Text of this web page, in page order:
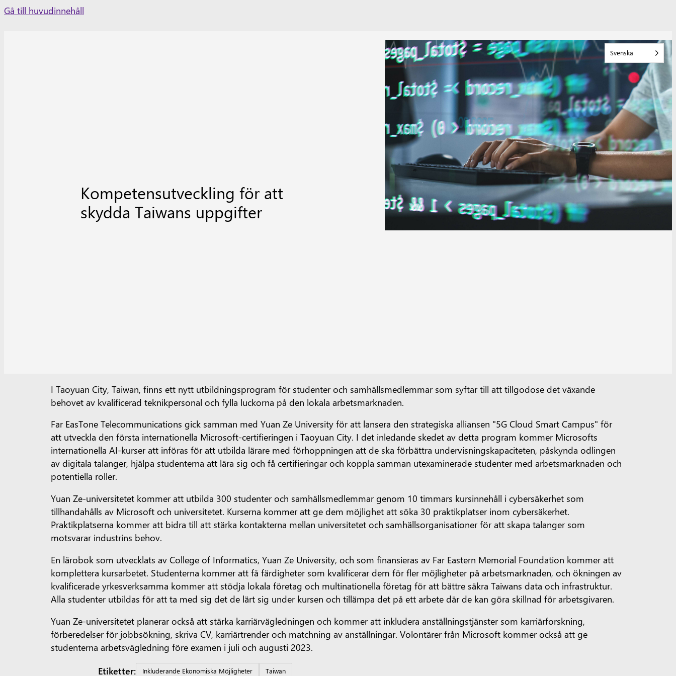
Skip
Gå till huvudinnehåll
Svenska
Kompetensutveckling för att
skydda Taiwans uppgifter
I Taoyuan City, Taiwan, finns ett nytt utbildningsprogram för studenter och samhällsmedlemmar som syftar till att tillgodose det växande
behovet av kvalificerad teknikpersonal och fylla luckorna på den lokala arbetsmarknaden.
Far EasTone Telecommunications gick samman med Yuan Ze University för att lansera den strategiska alliansen "5G Cloud Smart Campus" för
att utveckla den första internationella Microsoft-certifieringen i Taoyuan City. I det inledande skedet av detta program kommer Microsofts
internationella AI-kurser att införas för att utbilda lärare med förhoppningen att de ska förbättra undervisningskapaciteten, påskynda odlingen
av digitala talanger, hjälpa studenterna att lära sig och få certifieringar och koppla samman utexaminerade studenter med arbetsmarknaden och
potentiella roller.
Yuan Ze-universitetet kommer att utbilda 300 studenter och samhällsmedlemmar genom 10 timmars kursinnehåll i cybersäkerhet som
tillhandahålls av Microsoft och universitetet. Kurserna kommer att ge dem möjlighet att söka 30 praktikplatser inom cybersäkerhet.
Praktikplatserna kommer att bidra till att stärka kontakterna mellan universitetet och samhällsorganisationer för att skapa talanger som
motsvarar industrins behov.
En lärobok som utvecklats av College of Informatics, Yuan Ze University, och som finansieras av Far Eastern Memorial Foundation kommer att
komplettera kursarbetet. Studenterna kommer att få färdigheter som kvalificerar dem för fler möjligheter på arbetsmarknaden, och ökningen av
kvalificerade yrkesverksamma kommer att stödja lokala företag och multinationella företag för att bättre säkra Taiwans data och infrastruktur.
Alla studenter utbildas för att ta med sig det de lärt sig under kursen och tillämpa det på ett arbete där de kan göra skillnad för arbetsgivaren.
Yuan Ze-universitetet planerar också att stärka karriärvägledningen och kommer att inkludera anställningstjänster som karriärforskning,
förberedelser för jobbsökning, skriva CV, karriärtrender och matchning av anställningar. Volontärer från Microsoft kommer också att ge
studenterna arbetsvägledning före examen i juli och augusti 2023.
Etiketter: Inkluderande Ekonomiska Möjligheter Taiwan